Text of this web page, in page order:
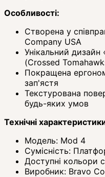
Особливості:
Створена у
Company USA
Унікальний
(Crossed
Покращена
зап'ястя
Текстурована
будь-яких умов
Технічні
Модель: Mod 4
Сумісність:
Доступні кольори
Виробник: Bravo